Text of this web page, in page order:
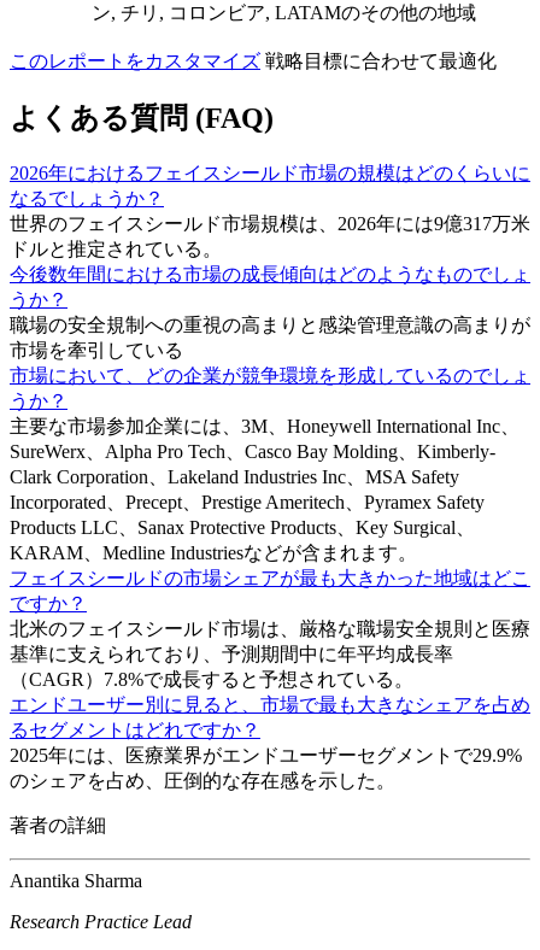
ン, チリ, コロンビア, LATAMのその他の地域
このレポートをカスタマイズ 戦略目標に合わせて最適化
よくある質問 (FAQ)
2026年におけるフェイスシールド市場の規模はどのくらいに
なるでしょうか？
世界のフェイスシールド市場規模は、2026年には9億317万米
ドルと推定されている。
今後数年間における市場の成長傾向はどのようなものでしょ
うか？
職場の安全規制への重視の高まりと感染管理意識の高まりが
市場を牽引している
市場において、どの企業が競争環境を形成しているのでしょ
うか？
主要な市場参加企業には、3M、Honeywell International Inc、
SureWerx、Alpha Pro Tech、Casco Bay Molding、Kimberly-
Clark Corporation、Lakeland Industries Inc、MSA Safety
Incorporated、Precept、Prestige Ameritech、Pyramex Safety
Products LLC、Sanax Protective Products、Key Surgical、
KARAM、Medline Industriesなどが含まれます。
フェイスシールドの市場シェアが最も大きかった地域はどこ
ですか？
北米のフェイスシールド市場は、厳格な職場安全規則と医療
基準に支えられており、予測期間中に年平均成長率
（CAGR）7.8%で成長すると予想されている。
エンドユーザー別に見ると、市場で最も大きなシェアを占め
るセグメントはどれですか？
2025年には、医療業界がエンドユーザーセグメントで29.9%
のシェアを占め、圧倒的な存在感を示した。
著者の詳細
Anantika Sharma
Research Practice Lead